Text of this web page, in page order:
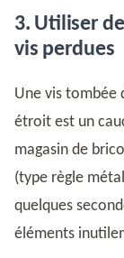
3. Utiliser
vis perdues
Une vis tombée
étroit est un
magasin de
(type règle
quelques
éléments